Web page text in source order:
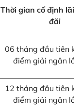
Thời gian cố định lãi
đãi
06 tháng đầu tiên
điểm giải ngân
12 tháng đầu tiên
điểm giải ngân